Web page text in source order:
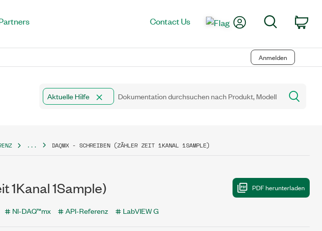
Contact Us My AccountSearch
Anmelden
Aktuelle Hilfe
... DAQMX - SCHREIBEN (ZÄHLER ZEIT 1KANAL 1SAMPLE)
1Kanal 1Sample)
NI-DAQ™mx API-Referenz LabVIEW G